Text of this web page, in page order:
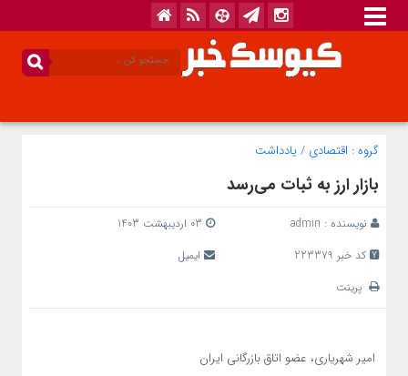
گروه : اقتصادی /یادداشت
بازار ارز به ثبات می‌رسد
نویسنده : admin
کد خبر 223379
ایمیل
پرینت
امیر شهریاری، عضو اتاق بازرگانی ایران